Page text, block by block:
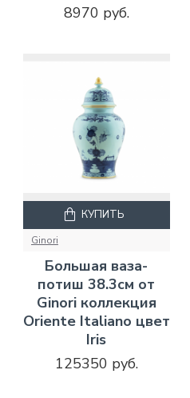
8970 руб.
Ginori
Большая ваза-
потиш 38.3см от
Ginori коллекция
Oriente Italiano цвет
Iris
125350 руб.
КУПИТЬ